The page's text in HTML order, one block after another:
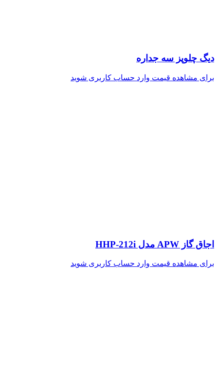
دیگ چلوپز سه جداره
برای مشاهده قیمت وارد حساب کاربری شوید
اجاق گاز APW مدل HHP-212i
برای مشاهده قیمت وارد حساب کاربری شوید